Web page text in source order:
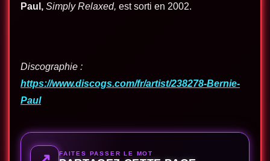
Paul, Simply Relaxed, est sorti en 2002.
Discographie :
https://www.discogs.com/fr/artist/238278-Bernie-
Paul
FAITES PASSER LE MOT